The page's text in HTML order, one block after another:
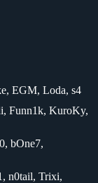
EGM, Loda, s4
Funn1k, KuroKy,
bOne7,
n0tail, Trixi,